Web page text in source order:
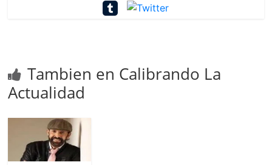
Tambien en Calibrando La
Actualidad